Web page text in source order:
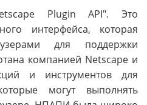
Plugin API". Это
интерфейса, которая
для поддержки
компанией Netscape и
и инструментов для
могут выполнять